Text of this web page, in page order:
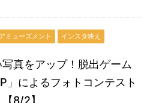
アミューズメント インスタ映え
真をアップ！脱出ゲーム
」によるフォトコンテスト
8/2】